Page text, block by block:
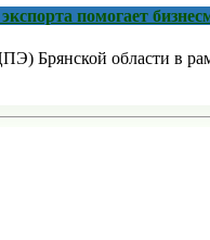
помогает
Брянской области в